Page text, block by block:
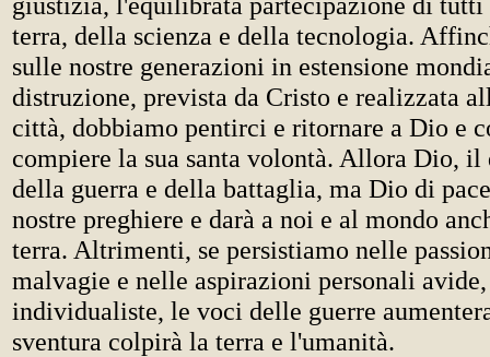
terra, della scienza e della tecnologia.
sulle nostre generazioni in estensione
distruzione, prevista da Cristo e realizzata
città, dobbiamo pentirci e ritornare a Dio e
compiere la sua santa volontà. Allora Dio, il
della guerra e della battaglia, ma Dio di
nostre preghiere e darà a noi e al mondo
terra. Altrimenti, se persistiamo nelle
malvagie e nelle aspirazioni personali avide,
individualiste, le voci delle guerre
sventura colpirà la terra e l'umanità.